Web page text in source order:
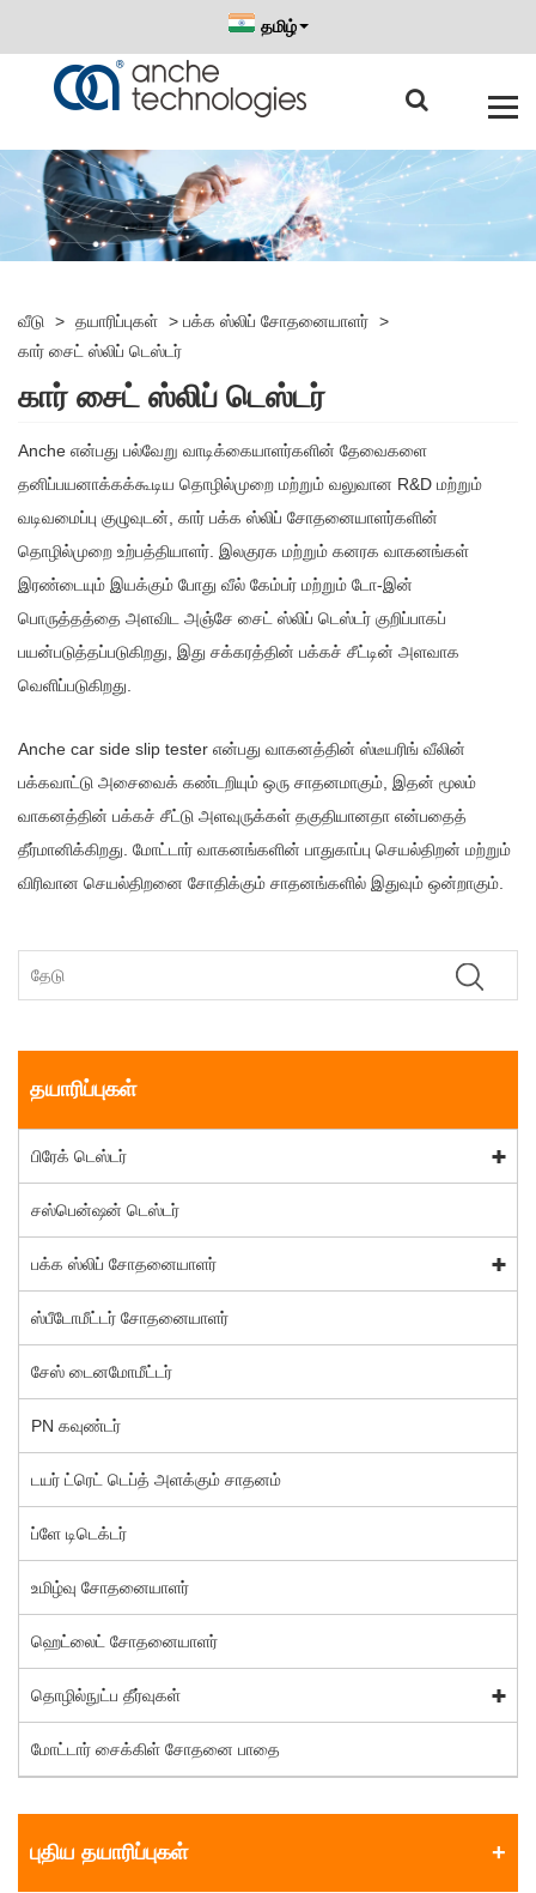
தமிழ்
வீடு > தயாரிப்புகள் > பக்க ஸ்லிப் சோதனையாளர் >
கார் சைட் ஸ்லிப் டெஸ்டர்
கார் சைட் ஸ்லிப் டெஸ்டர்
Anche என்பது பல்வேறு வாடிக்கையாளர்களின் தேவைகளை
தனிப்பயனாக்கக்கூடிய தொழில்முறை மற்றும் வலுவான R&D மற்றும்
வடிவமைப்பு குழுவுடன், கார் பக்க ஸ்லிப் சோதனையாளர்களின்
தொழில்முறை உற்பத்தியாளர். இலகுரக மற்றும் கனரக வாகனங்கள்
இரண்டையும் இயக்கும் போது வீல் கேம்பர் மற்றும் டோ-இன்
பொருத்தத்தை அளவிட அஞ்சே சைட் ஸ்லிப் டெஸ்டர் குறிப்பாகப்
பயன்படுத்தப்படுகிறது, இது சக்கரத்தின் பக்கச் சீட்டின் அளவாக
வெளிப்படுகிறது.
Anche car side slip tester என்பது வாகனத்தின் ஸ்டீயரிங் வீலின்
பக்கவாட்டு அசைவைக் கண்டறியும் ஒரு சாதனமாகும், இதன் மூலம்
வாகனத்தின் பக்கச் சீட்டு அளவுருக்கள் தகுதியானதா என்பதைத்
தீர்மானிக்கிறது. மோட்டார் வாகனங்களின் பாதுகாப்பு செயல்திறன் மற்றும்
விரிவான செயல்திறனை சோதிக்கும் சாதனங்களில் இதுவும் ஒன்றாகும்.
தயாரிப்புகள்
பிரேக் டெஸ்டர்
சஸ்பென்ஷன் டெஸ்டர்
பக்க ஸ்லிப் சோதனையாளர்
ஸ்பீடோமீட்டர் சோதனையாளர்
சேஸ் டைனமோமீட்டர்
PN கவுண்டர்
டயர் ட்ரெட் டெப்த் அளக்கும் சாதனம்
ப்ளே டிடெக்டர்
உமிழ்வு சோதனையாளர்
ஹெட்லைட் சோதனையாளர்
தொழில்நுட்ப தீர்வுகள்
மோட்டார் சைக்கிள் சோதனை பாதை
புதிய தயாரிப்புகள்